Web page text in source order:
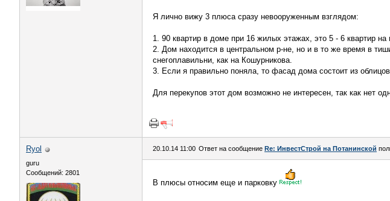
Я лично вижу 3 плюса сразу невооруженным взглядом:
1. 90 квартир в доме при 16 жилых этажах, это 5 - 6 квартир
2. Дом находится в центральном р-не, но и в то же время в
снегоплавильни, как на Кошурникова.
3. Если я правильно поняла, то фасад дома состоит из
Для перекупов этот дом возможно не интересен, так как нет
Ryol
guru
Сообщений: 2801
20.10.14 11:00 Ответ на сообщение Re: ИнвестСтрой на Потанинской
В плюсы относим еще и парковку